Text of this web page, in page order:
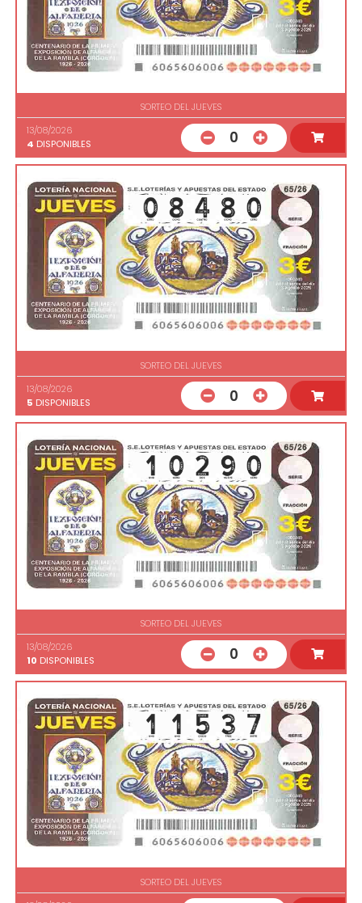
SORTEO DEL JUEVES
13/08/2026
4 DISPONIBLES 0
SORTEO DEL JUEVES
13/08/2026
5 DISPONIBLES 0
SORTEO DEL JUEVES
13/08/2026
10 DISPONIBLES 0
SORTEO DEL JUEVES